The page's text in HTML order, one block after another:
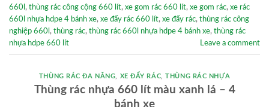
660l , thùng rác công cộng 660 lít, xe gom rác 660 lít, xe gom rác, xe rác
660l nhựa hdpe 4 bánh xe, xe đẩy rác 660 lít, xe đẩy rác, thùng rác công
nghiệp 660l , thùng rác, thùng rác 660l nhựa hdpe 4 bánh xe, thùng rác
nhựa hdpe 660 lít
Leave a comment
THÙNG RÁC ĐA NĂNG XE ĐẨY RÁC ,THÙNG RÁC NHỰA
Thùng rác nhựa 660 lít màu xanh lá – 4
bánh xe